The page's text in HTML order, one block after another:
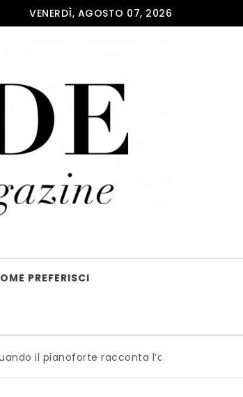
VENERDÌ, AGOSTO 07, 2026
PREFERISCI
pianoforte racconta l’anima dell’Italia